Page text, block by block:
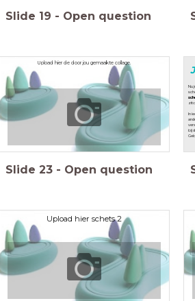
Slide 19 - Open question
Upload hier de door jou gemaakte collage.
Slide 23 - Open question
Nu
In
bij
Upload hier schets 2